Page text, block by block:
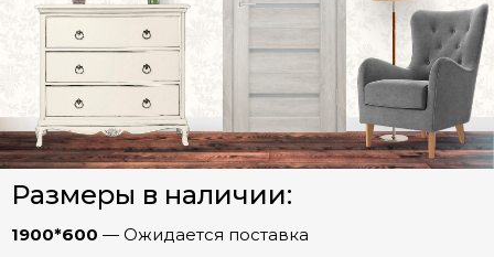
Двери Экошпон. Серия «Евро»
Двери Экошпон. «Парящая филенка»
Двери Экошпон. Серия «Сонет»
Двери Экошпон. Серия «Ульяновск»
Джаз
Кантри
Самба
Арки
Фурнитура
Размеры в наличии:
1900*600 — Ожидается поставка